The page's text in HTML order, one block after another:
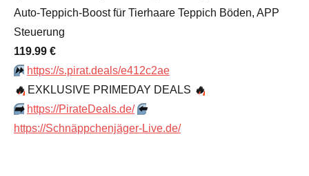
Auto-Teppich-Boost für Tierhaare Teppich Böden, APP
Steuerung
119.99 €
⏩️ https://s.pirat.deals/e412c2ae
🔥 EXKLUSIVE PRIMEDAY DEALS 🔥
➡️ https://PirateDeals.de/ ⬅️
https://Schnäppchenjäger-Live.de/